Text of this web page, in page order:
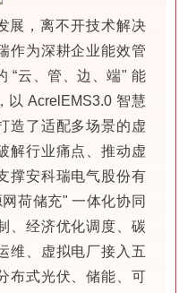
展，离不开技术解决
作为深耕企业能效管
“云、管、边、端" 能
以 AcrelEMS3.0 智慧
造了适配多场景的虚
解行业痛点、推动虚
撑安科瑞电气股份有
荷储充" 一体化协同
、经济优化调度、碳
维、虚拟电厂接入五
布式光伏、储能、可